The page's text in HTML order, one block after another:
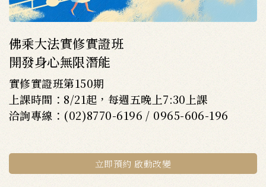
佛乘大法實修實證班
開發身心無限潛能
實修實證班第150期
上課時間：8/21起，每週五晚上7:30上課
洽詢專線：(02)8770-6196 / 0965-606-196
立即預約 啟動改變